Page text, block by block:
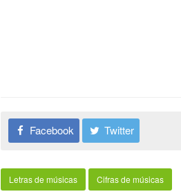
Facebook Twitter
Letras de músicas Cifras de músicas